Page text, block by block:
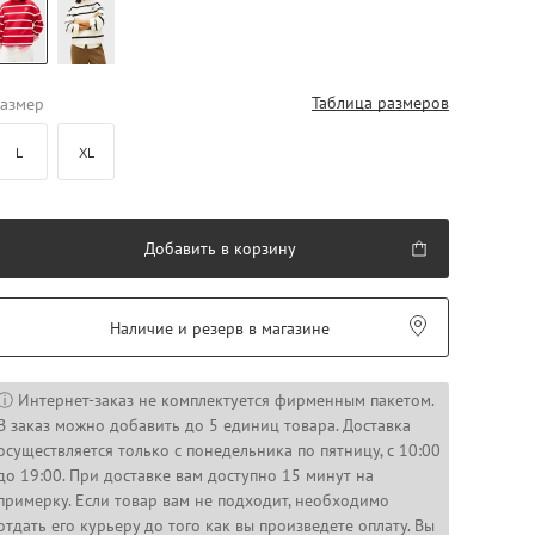
Таблица размеров
L XL
Добавить в корзину
Наличие и резерв в магазине
Интернет-заказ не комплектуется фирменным пакетом.
заказ можно добавить до 5 единиц товара. Доставка
только с понедельника по пятницу, с 10:00
19:00. При доставке вам доступно 15 минут на
Если товар вам не подходит, необходимо
его курьеру до того как вы произведете оплату. Вы